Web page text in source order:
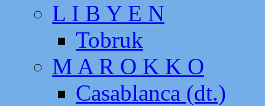
L I B Y E N
Tobruk
M A R O K K O
Casablanca (dt.)